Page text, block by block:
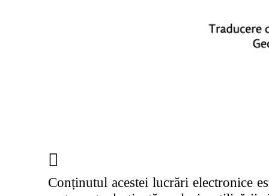

Conținutul acestei lucrări electronice